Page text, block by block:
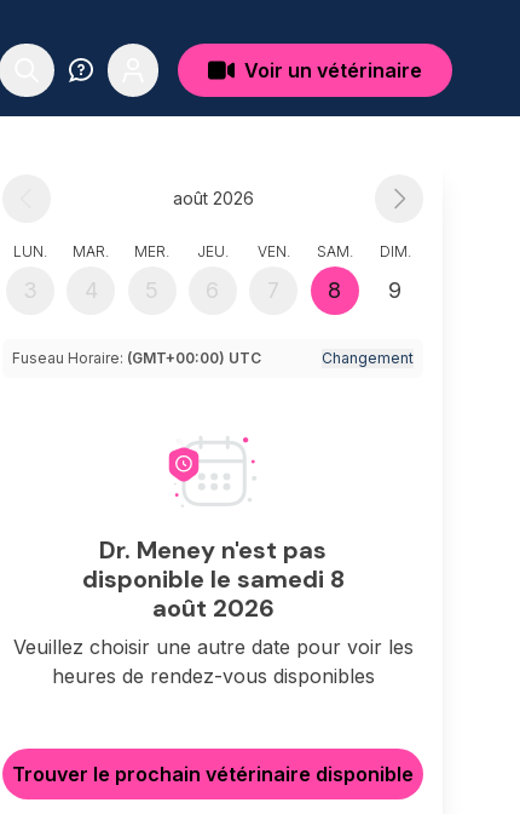
Voir un vétérinaire
août 2026
LUN.
3
MAR.
4
MER.
5
JEU.
6
VEN.
7
SAM.
8
DIM.
9
Fuseau Horaire: (GMT+00:00) UTC Changement
Dr. Meney n'est pas
disponible le samedi 8
août 2026
Veuillez choisir une autre date pour voir les
heures de rendez-vous disponibles
Trouver le prochain vétérinaire disponible